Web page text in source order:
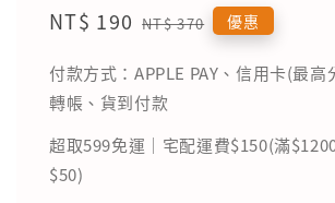
Sale
NT$ 190 Regular
NT$ 370 優惠
付款方式：APPLE PAY、信用卡(最高
轉帳、貨到付款
超取599免運｜宅配運費$150(滿
$50)